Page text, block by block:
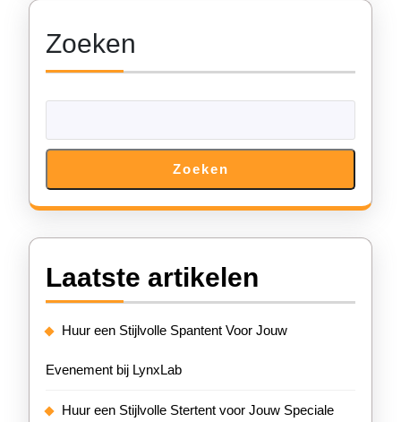
Zoeken
Zoeken
Laatste artikelen
Huur een Stijlvolle Spantent Voor Jouw
Evenement bij LynxLab
Huur een Stijlvolle Stertent voor Jouw Speciale